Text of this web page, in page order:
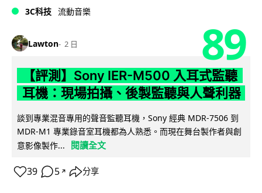
3C科技 流動音樂
Lawton 2 日 89
【評測】Sony IER-M500 入耳式監聽
耳機：現場拍攝、後製監聽與人聲利器
談到專業混音專用的聲音監聽耳機，Sony 經典 MDR-7506 到
MDR-M1 專業錄音室耳機都為人熟悉。而現在舞台製作者與創
意影像製作...
閱讀全文
39 5 ↗ 分享